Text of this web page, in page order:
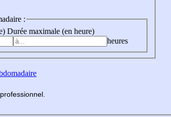
:
Durée maximale (en heure)
heures
fessionnel